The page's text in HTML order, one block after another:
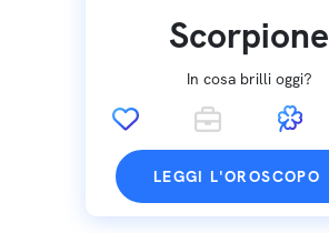
Scorpione
In cosa brilli oggi?
LEGGI L'OROSCOPO